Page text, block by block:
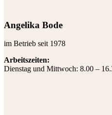
Angelika Bode
im Betrieb seit 1978
Arbeitszeiten:
Dienstag und Mittwoch: 8.00 –